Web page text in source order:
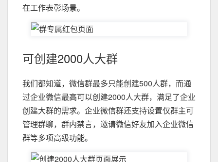
在工作表彰场景。
可创建2000人大群
我们都知道，微信群最多只能创建500人群，而通
过企业微信最高可以创建2000人大群，满足了企业
创建大群的需求。企业微信群还支持设置仅群主可
管理群聊，群内禁言，邀请微信好友加入企业微信
群等多项高级功能。